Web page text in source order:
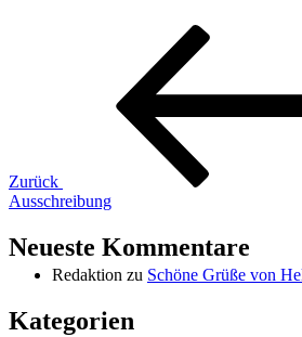
Beitragsnavigation
Zurück
Ausschreibung
Neueste Kommentare
Redaktion zu Schöne Grüße von
Kategorien